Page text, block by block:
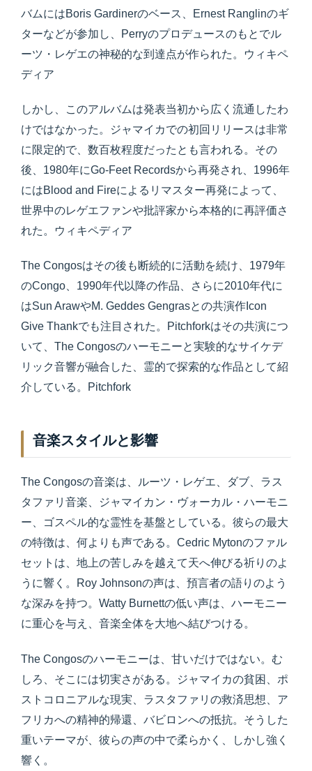
バムにはBoris Gardinerのベース、Ernest Ranglinのギ
ターなどが参加し、Perryのプロデュースのもとでル
ーツ・レゲエの神秘的な到達点が作られた。ウィキペ
ディア
しかし、このアルバムは発表当初から広く流通したわ
けではなかった。ジャマイカでの初回リリースは非常
に限定的で、数百枚程度だったとも言われる。その
後、1980年にGo-Feet Recordsから再発され、1996年
にはBlood and Fireによるリマスター再発によって、
世界中のレゲエファンや批評家から本格的に再評価さ
れた。ウィキペディア
The Congosはその後も断続的に活動を続け、1979年
のCongo、1990年代以降の作品、さらに2010年代に
はSun ArawやM. Geddes Gengrasとの共演作Icon
Give Thankでも注目された。Pitchforkはその共演につ
いて、The Congosのハーモニーと実験的なサイケデ
リック音響が融合した、霊的で探索的な作品として紹
介している。Pitchfork
音楽スタイルと影響
The Congosの音楽は、ルーツ・レゲエ、ダブ、ラス
タファリ音楽、ジャマイカン・ヴォーカル・ハーモニ
ー、ゴスペル的な霊性を基盤としている。彼らの最大
の特徴は、何よりも声である。Cedric Mytonのファル
セットは、地上の苦しみを越えて天へ伸びる祈りのよ
うに響く。Roy Johnsonの声は、預言者の語りのよう
な深みを持つ。Watty Burnettの低い声は、ハーモニー
に重心を与え、音楽全体を大地へ結びつける。
The Congosのハーモニーは、甘いだけではない。む
しろ、そこには切実さがある。ジャマイカの貧困、ポ
ストコロニアルな現実、ラスタファリの救済思想、ア
フリカへの精神的帰還、バビロンへの抵抗。そうした
重いテーマが、彼らの声の中で柔らかく、しかし強く
響く。